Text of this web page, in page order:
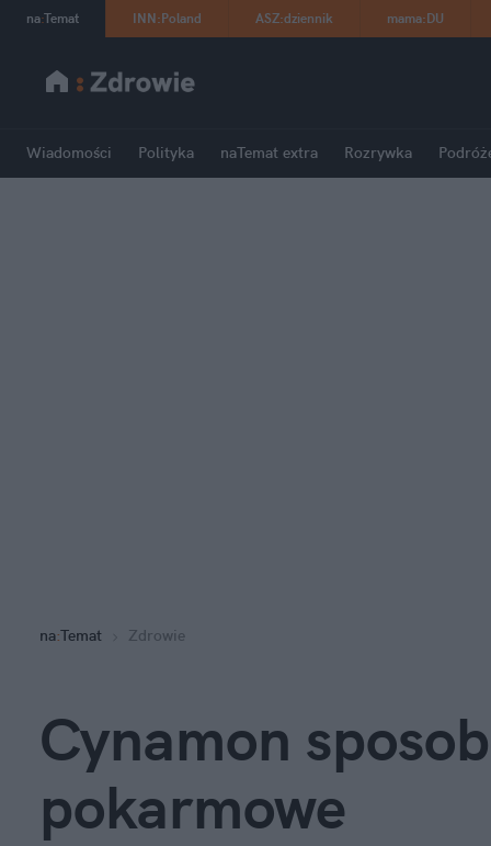
na:Temat INN:Poland ASZ:dziennik mama:DU
Wiadomości Polityka naTemat extra Rozrywka
na:Temat Zdrowie
Cynamon
pokarmowe